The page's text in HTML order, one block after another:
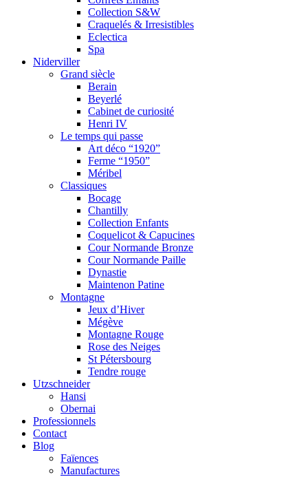
Collection S&W
Craquelés & Irresistibles
Eclectica
Spa
Niderviller
Grand siècle
Berain
Beyerlé
Cabinet de curiosité
Henri IV
Le temps qui passe
Art déco “1920”
Ferme “1950”
Méribel
Classiques
Bocage
Chantilly
Collection Enfants
Coquelicot & Capucines
Cour Normande Bronze
Cour Normande Paille
Dynastie
Maintenon Patine
Montagne
Jeux d’Hiver
Mégève
Montagne Rouge
Rose des Neiges
St Pétersbourg
Tendre rouge
Utzschneider
Hansi
Obernai
Professionnels
Contact
Blog
Faïences
Manufactures